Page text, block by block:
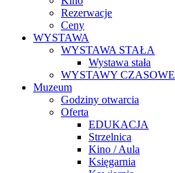
Rezerwacje
Ceny
WYSTAWA
WYSTAWA STAŁA
Wystawa stała
WYSTAWY CZASOWE
Muzeum
Godziny otwarcia
Oferta
EDUKACJA
Strzelnica
Kino / Aula
Księgarnia